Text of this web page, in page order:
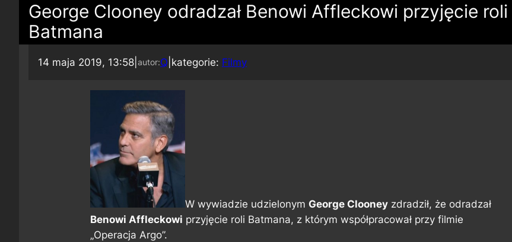
George Clooney odradzał Benowi Affleckowi przyjęcie roli
Batmana
14 maja 2019, 13:58 autor:Q kategorie: Filmy
W wywiadzie udzielonym George Clooney zdradził, że odradzał
Benowi Affleckowi przyjęcie roli Batmana, z którym współpracował przy filmie
„Operacja Argo”.